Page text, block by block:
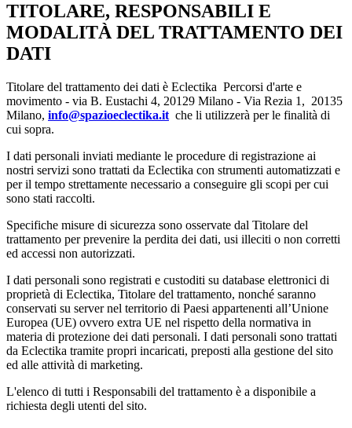
TITOLARE, RESPONSABILI E
MODALITÀ DEL TRATTAMENTO DEI
DATI
Titolare del trattamento dei dati è Eclectika Percorsi d'arte e
movimento - via B. Eustachi 4, 20129 Milano - Via Rezia 1, 20135
Milano, info@spazioeclectika.it che li utilizzerà per le finalità di
cui sopra.
I dati personali inviati mediante le procedure di registrazione ai
nostri servizi sono trattati da Eclectika con strumenti automatizzati e
per il tempo strettamente necessario a conseguire gli scopi per cui
sono stati raccolti.
Specifiche misure di sicurezza sono osservate dal Titolare del
trattamento per prevenire la perdita dei dati, usi illeciti o non corretti
ed accessi non autorizzati.
I dati personali sono registrati e custoditi su database elettronici di
proprietà di Eclectika, Titolare del trattamento, nonché saranno
conservati su server nel territorio di Paesi appartenenti all’Unione
Europea (UE) ovvero extra UE nel rispetto della normativa in
materia di protezione dei dati personali. I dati personali sono trattati
da Eclectika tramite propri incaricati, preposti alla gestione del sito
ed alle attività di marketing.
L'elenco di tutti i Responsabili del trattamento è a disponibile a
richiesta degli utenti del sito.